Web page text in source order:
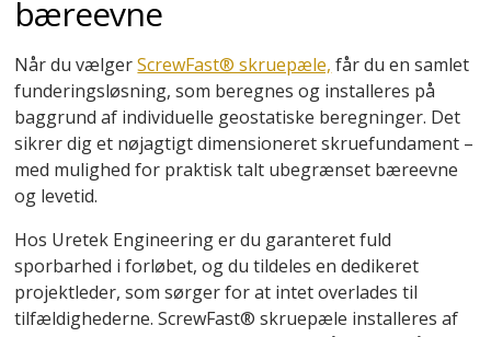
bæreevne
Når du vælgerScrewFast® skruepæle, får du en samlet
funderingsløsning, som beregnes og installeres på
baggrund af individuelle geostatiske beregninger. Det
sikrer dig et nøjagtigt dimensioneret skruefundament –
med mulighed for praktisk talt ubegrænset bæreevne
og levetid.
Hos Uretek Engineering er du garanteret fuld
sporbarhed i forløbet, og du tildeles en dedikeret
projektleder, som sørger for at intet overlades til
tilfældighederne. ScrewFast® skruepæle installeres af